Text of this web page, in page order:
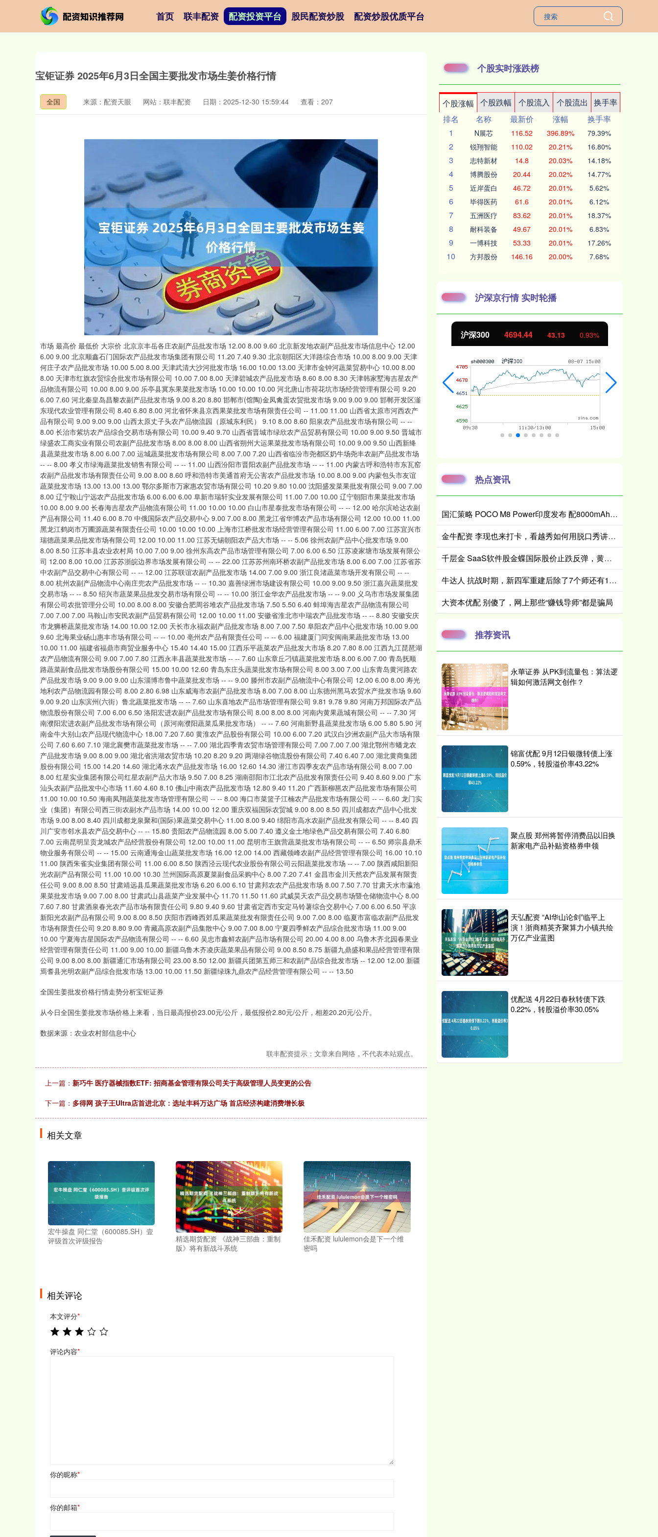
首页 联丰配资 配资投资平台 股民配资炒股 配资炒股优质平台
宝钜证券 2025年6月3日全国主要批发市场生姜价格行情
全国 来源：配资天眼 网站：联丰配资 日期：2025-12-30 15:59:44 查看：207
市场 最高价 最低价 大宗价 北京京丰岳各庄农副产品批发市场 12.00 8.00 9.60 北京新发地农副产品批发市场信息中心 12.00 6.00 9.00 北京顺鑫石门国际农产品批发市场集团有限公司 11.20 7.40 9.30 北京朝阳区大洋路综合市场 10.00 8.00 9.00 天津何庄子农产品批发市场 10.00 5.00 8.00 天津武清大沙河批发市场 16.00 10.00 13.00 天津市金钟河蔬菜贸易中心 10.00 8.00 8.00 天津市红旗农贸综合批发市场有限公司 10.00 7.00 8.00 天津碧城农产品批发市场 8.60 8.00 8.30 天津韩家墅海吉星农产品物流有限公司 10.00 8.00 9.00 乐亭县冀东果菜批发市场 10.00 10.00 10.00 河北唐山市荷花坑市场经营管理有限公司 9.20 6.00 7.60 河北秦皇岛昌黎农副产品批发市场 9.00 8.20 8.80 邯郸市(馆陶)金凤禽蛋农贸批发市场 9.00 9.00 9.00 邯郸开发区滏东现代农业管理有限公司 8.40 6.80 8.00 河北省怀来县京西果菜批发市场有限责任公司 -- 11.00 11.00 山西省太原市河西农产品有限公司 9.00 9.00 9.00 山西太原丈子头农产品物流园（原城东利民） 9.10 8.00 8.60 阳泉农产品批发市场有限公司 -- -- 8.00 长治市紫坊农产品综合交易市场有限公司 10.00 9.40 9.70 山西省晋城市绿欣农产品贸易有限公司 10.00 9.00 9.50 晋城市绿盛农工商实业有限公司农副产品批发市场 8.00 8.00 8.00 山西省朔州大运果菜批发市场有限公司 10.00 9.00 9.50 山西新绛县蔬菜批发市场 8.00 6.00 7.00 运城蔬菜批发市场有限公司 8.00 7.00 7.20 山西省临汾市尧都区奶牛场尧丰农副产品批发市场 -- -- 8.00 孝义市绿海蔬菜批发销售有限公司 -- -- 11.00 山西汾阳市晋阳农副产品批发市场 -- -- 11.00 内蒙古呼和浩特市东瓦窑农副产品批发市场有限责任公司 9.00 8.00 8.60 呼和浩特市美通首府无公害农产品批发市场 10.00 8.00 9.00 内蒙包头市友谊蔬菜批发市场 13.00 13.00 13.00 鄂尔多斯市万家惠农贸市场有限公司 10.20 9.80 10.00 沈阳盛发菜果批发有限公司 9.00 7.00 8.00 辽宁鞍山宁远农产品批发市场 6.00 6.00 6.00 阜新市瑞轩实业发展有限公司 11.00 7.00 10.00 辽宁朝阳市果菜批发市场 10.00 8.00 9.00 长春海吉星农产品物流有限公司 11.00 10.00 10.00 白山市星泰批发市场有限公司 -- -- 12.00 哈尔滨哈达农副产品有限公司 11.40 6.00 8.70 中俄国际农产品交易中心 9.00 7.00 8.00 黑龙江省华博农产品市场有限公司 12.00 10.00 11.00 黑龙江鹤岗市万圃源蔬菜有限责任公司 10.00 10.00 10.00 上海市江桥批发市场经营管理有限公司 11.00 6.00 7.00 江苏宜兴市瑞德蔬菜果品批发市场有限公司 12.00 10.00 11.00 江苏无锡朝阳农产品大市场 -- -- 5.06 徐州农副产品中心批发市场 9.00 8.00 8.50 江苏丰县农业农村局 10.00 7.00 9.00 徐州东高农产品市场管理有限公司 7.00 6.00 6.50 江苏凌家塘市场发展有限公司 12.00 8.00 10.00 江苏苏浙皖边界市场发展有限公司 -- -- 22.00 江苏苏州南环桥农副产品批发市场 8.00 6.00 7.00 江苏省苏中农副产品交易中心有限公司 -- -- 12.00 江苏联谊农副产品批发市场 14.00 7.00 9.00 浙江良渚蔬菜市场开发有限公司 -- -- 8.00 杭州农副产品物流中心南庄兜农产品批发市场 -- -- 10.30 嘉善绿洲市场建设有限公司 10.00 9.00 9.50 浙江嘉兴蔬菜批发交易市场 -- -- 8.50 绍兴市蔬菜果品批发交易市场有限公司 -- -- 10.00 浙江金华农产品批发市场 -- -- 9.00 义乌市市场发展集团有限公司农批管理分公司 10.00 8.00 8.00 安徽合肥周谷堆农产品批发市场 7.50 5.50 6.40 蚌埠海吉星农产品物流有限公司 7.00 7.00 7.00 马鞍山市安民农副产品贸易有限公司 12.00 10.00 11.00 安徽省淮北市中瑞农产品批发市场 -- -- 8.80 安徽安庆市龙狮桥蔬菜批发市场 14.00 10.00 12.00 天长市永福农副产品批发市场 8.00 7.00 7.50 阜阳农产品中心批发市场 10.00 9.00 9.60 北海果业砀山惠丰市场有限公司 -- -- 10.00 亳州农产品有限责任公司 -- -- 6.00 福建厦门同安闽南果蔬批发市场 13.00 10.00 11.00 福建省福鼎市商贸业服务中心 15.40 14.40 15.00 江西乐平蔬菜农产品批发大市场 8.20 7.80 8.00 江西九江琵琶湖农产品物流有限公司 9.00 7.00 7.80 江西永丰县蔬菜批发市场 -- -- 7.60 山东章丘刁镇蔬菜批发市场 8.00 6.00 7.00
全国生姜批发价格行情走势分析宝钜证券
从今日全国生姜批发市场价格上来看，当日最高报价23.00元/公斤，最低报价2.80元/公斤，相差20.20元/公斤。
数据来源：农业农村部信息中心
联丰配资提示：文章来自网络，不代表本站观点。
上一篇： 新巧牛 医疗器械指数ETF: 招商基金管理有限公司关于高级管理人员变更的公告
下一篇： 多得网 孩子王Ultra店首进北京：选址丰科万达广场 首店经济构建消费增长极
相关文章
宏牛操盘 同仁堂（600085.SH）壹
评级首次评级报告
精选期货配资 《战神三部曲：重制
版》将有新战斗系统
佳禾配资 lululemon会是下一个维
密吗
相关评论
本文评分*
评论内容*
你的昵称*
你的邮箱*
个股实时涨跌榜
个股涨幅 个股跌幅 个股流入 个股流出
换手率
排名
名称 最新价 涨幅
换手率
1
N展芯 116.52 396.89% 79.39%
2 锐翔智能 110.02 20.21% 16.80%
3 志特新材 14.8 20.03% 14.18%
4 博腾股份 20.44 20.02% 14.77%
5 近岸蛋白 46.72 20.01% 5.62%
6 毕得医药 61.6 20.01% 6.12%
7 五洲医疗 83.62 20.01% 18.37%
8 耐科装备 49.67 20.01% 6.83%
9 一博科技 53.33 20.01% 17.26%
10 方邦股份 146.16 20.00% 7.68%
沪深京行情 实时轮播
上证指数 3940.04 39.68 1.02% 深证成指 14311.01 200.89 沪深300 4694.44 43.13 0.93%
热点资讯
国汇策略 POCO M8 Power印度发布 配8000mAh电池 24999卢比起
金牛配资 李现也来打卡，看越秀如何用脱口秀讲透国际“自然城市”的生态故事
千层金 SaaS软件股金蝶国际股价止跌反弹，黄仁勋驳斥“AI替代软件论”
牛达人 抗战时期，新四军重建后除了7个师还有1个独立旅，旅长是谁？
大资本优配 别傻了，网上那些“赚钱导师”都是骗局
推荐资讯
永華证券 从PK到流量包：算法逻
辑如何激活网文创作？
锦富优配 9月12日银微转债上涨
0.59%，转股溢价率43.22%
聚点股 郑州将暂停消费品以旧换
新家电产品补贴资格券申领
天弘配资 “AI华山论剑”临平上
演！浙商精英齐聚算力小镇共绘
万亿产业蓝图
优配送 4月22日春秋转债下跌
0.22%，转股溢价率30.05%